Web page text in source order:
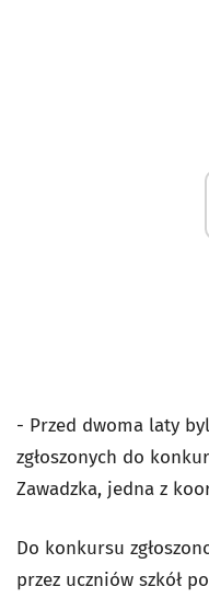
- Przed dwoma laty
zgłoszonych do
Zawadzka, jedna z
Do konkursu
przez uczniów szkół